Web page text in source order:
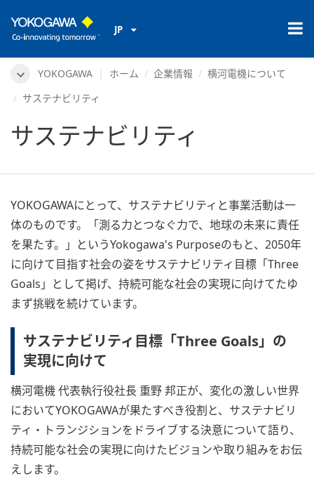
JP
YOKOGAWA ホーム 企業情報
横河電機について
サステナビリティ
サステナビリティ
YOKOGAWAにとって、サステナビリティと事業活動は一
体のものです。「測る力とつなぐ力で、地球の未来に責任
を果たす。」というYokogawa's Purposeのもと、2050年
に向けて目指す社会の姿をサステナビリティ目標「Three
Goals」として掲げ、持続可能な社会の実現に向けてたゆ
まず挑戦を続けています。
サステナビリティ目標「Three Goals」の
実現に向けて
横河電機 代表執行役社長 重野 邦正が、変化の激しい世界
においてYOKOGAWAが果たすべき役割と、サステナビリ
ティ・トランジションをドライブする決意について語り、
持続可能な社会の実現に向けたビジョンや取り組みをお伝
えします。